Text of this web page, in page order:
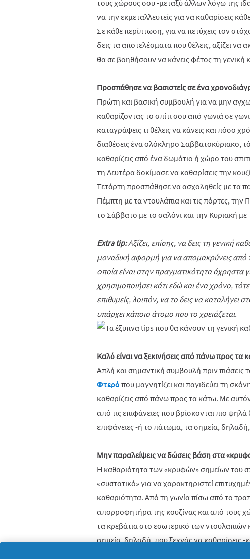
τους χώρους σου -μεταξύ άλλων λόγω της
να την εκμεταλλευτείς για να καθαρίσεις
Σε κάθε περίπτωση, για να πετύχεις τον
δεις τα αποτελέσματα που θέλεις, αξίζει
θα σε βοηθήσουν να κάνεις φέτος τη γενική
Προσπάθησε να βασιστείς σε ένα
Πρώτη και βασική συμβουλή για να μην
καθαρίζοντας το σπίτι σου από γωνιά σε
καταγράψεις τι θέλεις να κάνεις και πόσο
διαθέσεις ένα ολόκληρο Σαββατοκύριακο,
καθαρίζεις από ένα δωμάτιο ή χώρο του
τη Δευτέρα δοκίμασε να καθαρίσεις την
Τετάρτη προσπάθησε να ασχοληθείς με τα
Πέμπτη με τα ντουλάπια και τις πόρτες, την
το Σάββατο με το σαλόνι και την Κυριακή
Extra tip:Αξίζει, επίσης, να δεις τη γενική
μοναδική αφορμή για να απομακρύνεις από
οποία είναι στην πραγματικότητα άχρηστα
χρησιμοποιήσει κάτι εδώ και ένα χρόνο,
επιθυμείς, λοιπόν, να το δεις να
υπάρχει κάποιο άτομο που το χρειάζεται.
Καλό είναι να ξεκινήσεις από πάνω προς τα
Απλή και σημαντική συμβουλή πριν πιάσεις
Φτερό που μαγνητίζει και παγιδεύει τη
καθαρίζεις από πάνω προς τα κάτω. Με
από τις επιφάνειες που βρίσκονται πιο ψηλά
επιφάνειες -ή το πάτωμα, τα σημεία,
Μην παραλείψεις να δώσεις βάση στα
Η καθαριότητα των «κρυφών» σημείων του
«συστατικό» για να χαρακτηριστεί
καθαριότητα. Από τη γωνία πίσω από το
απορροφητήρα της κουζίνας και από τους
τα κρεβάτια στο εσωτερικό των
σημεία, δηλαδή, που ξεχνάς να καθαρίσεις -